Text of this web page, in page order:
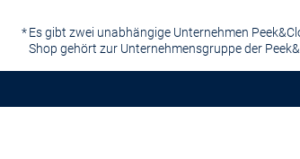
Es gibt zwei unabhängige Unternehmen
Shop gehört zur Unternehmensgruppe der